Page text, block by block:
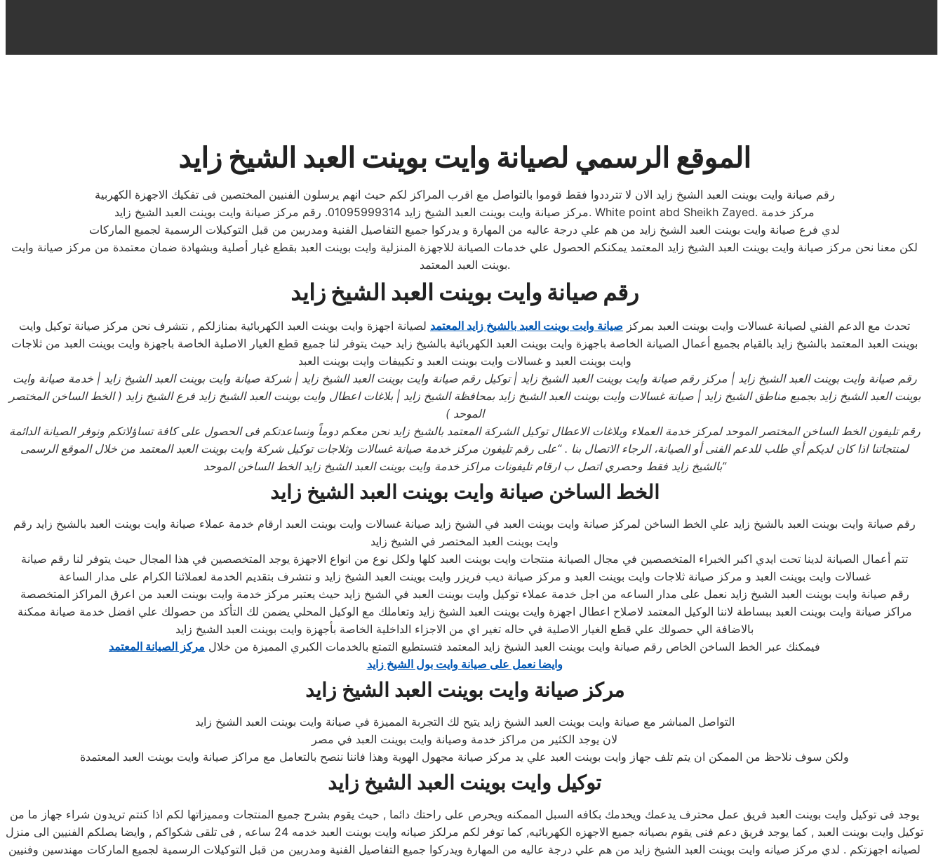
الموقع الرسمي لصيانة وايت بوينت العبد الشيخ زايد
رقم صيانة وايت بوينت العبد الشيخ زايد الان لا تترددوا فقط قوموا بالتواصل مع اقرب المراكز لكم حيث انهم يرسلون الفنيين المختصين فى تفكيك الاجهزة الكهربية
مركز صيانة وايت بوينت العبد الشيخ زايد 01095999314. رقم مركز صيانة وايت بوينت العبد الشيخ زايد. White point abd Sheikh Zayed. مركز خدمة
لدي فرع صيانة وايت بوينت العبد الشيخ زايد من هم علي درجة عاليه من المهارة و يدركوا جميع التفاصيل الفنية ومدربين من قبل التوكيلات الرسمية لجميع الماركات
لكن معنا نحن مركز صيانة وايت بوينت العبد الشيخ زايد المعتمد يمكنكم الحصول علي خدمات الصيانة للاجهزة المنزلية وايت بوينت العبد بقطع غيار أصلية وبشهادة ضمان معتمدة من مركز صيانة وايت
بوينت العبد المعتمد.
رقم صيانة وايت بوينت العبد الشيخ زايد
تحدث مع الدعم الفني لصيانة غسالات وايت بوينت العبد بمركز صيانة وايت بوينت العبد بالشيخ زايد المعتمد لصيانة اجهزة وايت بوينت العبد الكهربائية بمنازلكم , نتشرف نحن مركز صيانة توكيل وايت
بوينت العبد المعتمد بالشيخ زايد بالقيام بجميع أعمال الصيانة الخاصة باجهزة وايت بوينت العبد الكهربائية بالشيخ زايد حيث يتوفر لنا جميع قطع الغيار الاصلية الخاصة باجهزة وايت بوينت العبد من ثلاجات
وايت بوينت العبد و غسالات وايت بوينت العبد و تكييفات وايت بوينت العبد
رقم صيانة وايت بوينت العبد الشيخ زايد| مركز رقم صيانة وايت بوينت العبد الشيخ زايد| توكيل رقم صيانة وايت بوينت العبد الشيخ زايد| شركة صيانة وايت بوينت العبد الشيخ زايد| خدمة صيانة وايت
بوينت العبد الشيخ زايد بجميع مناطق الشيخ زايد| صيانة غسالات وايت بوينت العبد الشيخ زايد بمحافظة الشيخ زايد| بلاغات اعطال وايت بوينت العبد الشيخ زايد فرع الشيخ زايد ( الخط الساخن المختصر
الموحد)
رقم تليفون الخط الساخن المختصر الموحد لمركز خدمة العملاء وبلاغات الاعطال توكيل الشركة المعتمد بالشيخ زايد نحن معكم دوماً ونساعدتكم فى الحصول على كافة تساؤلاتكم ونوفر الصيانة الدائمة
لمنتجاتنا اذا كان لديكم أي طلب للدعم الفنى أو الصيانة، الرجاء الاتصال بنا . “على رقم تليفون مركز خدمة صيانة غسالات وثلاجات توكيل شركة وايت بوينت العبد المعتمد من خلال الموقع الرسمى
بالشيخ زايد فقط وحصري اتصل ب ارقام تليفونات مراكز خدمة وايت بوينت العبد الشيخ زايد الخط الساخن الموحد ”
الخط الساخن صيانة وايت بوينت العبد الشيخ زايد
رقم صيانة وايت بوينت العبد بالشيخ زايد علي الخط الساخن لمركز صيانة وايت بوينت العبد في الشيخ زايد صيانة غسالات وايت بوينت العبد ارقام خدمة عملاء صيانة وايت بوينت العبد بالشيخ زايد رقم
وايت بوينت العبد المختصر في الشيخ زايد
تتم أعمال الصيانة لدينا تحت ايدي اكبر الخبراء المتخصصين في مجال الصيانة منتجات وايت بوينت العبد كلها ولكل نوع من انواع الاجهزة يوجد المتخصصين في هذا المجال حيث يتوفر لنا رقم صيانة
غسالات وايت بوينت العبد و مركز صيانة ثلاجات وايت بوينت العبد و مركز صيانة ديب فريزر وايت بوينت العبد الشيخ زايد و نتشرف بتقديم الخدمة لعملائنا الكرام على مدار الساعة
رقم صيانة وايت بوينت العبد الشيخ زايد نعمل على مدار الساعه من اجل خدمة عملاء توكيل وايت بوينت العبد في الشيخ زايد حيث يعتبر مركز خدمة وايت بوينت العبد من اعرق المراكز المتخصصة
مراكز صيانة وايت بوينت العبد ببساطة لاننا الوكيل المعتمد لاصلاح اعطال اجهزة وايت بوينت العبد الشيخ زايد وتعاملك مع الوكيل المحلي يضمن لك التأكد من حصولك علي افضل خدمة صيانة ممكنة
بالاضافة الي حصولك علي قطع الغيار الاصلية في حاله تغير اي من الاجزاء الداخلية الخاصة بأجهزة وايت بوينت العبد الشيخ زايد
فيمكنك عبر الخط الساخن الخاص رقم صيانة وايت بوينت العبد الشيخ زايد المعتمد فتستطيع التمتع بالخدمات الكبري المميزة من خلال مركز الصيانة المعتمد
وايضا نعمل على صيانة وايت بول الشيخ زايد
مركز صيانة وايت بوينت العبد الشيخ زايد
التواصل المباشر مع صيانة وايت بوينت العبد الشيخ زايد يتيح لك التجربة المميزة في صيانة وايت بوينت العبد الشيخ زايد
لان يوجد الكثير من مراكز خدمة وصيانة وايت بوينت العبد في مصر
ولكن سوف نلاحظ من الممكن ان يتم تلف جهاز وايت بوينت العبد علي يد مركز صيانة مجهول الهوية وهذا فاننا ننصح بالتعامل مع مراكز صيانة وايت بوينت العبد المعتمدة
توكيل وايت بوينت العبد الشيخ زايد
يوجد فى توكيل وايت بوينت العبد فريق عمل محترف يدعمك ويخدمك بكافه السبل الممكنه ويحرص على راحتك دائما , حيث يقوم بشرح جميع المنتجات ومميزاتها لكم اذا كنتم تريدون شراء جهاز ما من
توكيل وايت بوينت العبد , كما يوجد فريق دعم فنى يقوم بصيانه جميع الاجهزه الكهربائيه, كما توفر لكم مرلكز صيانه وايت بوينت العبد خدمه 24 ساعه , فى تلقى شكواكم , وايضا يصلكم الفنيين الى منزل
لصيانه اجهزتكم . لدي مركز صيانه وايت بوينت العبد الشيخ زايد من هم علي درجة عاليه من المهارة ويدركوا جميع التفاصيل الفنية ومدربين من قبل التوكيلات الرسمية لجميع الماركات مهندسين وفنيين